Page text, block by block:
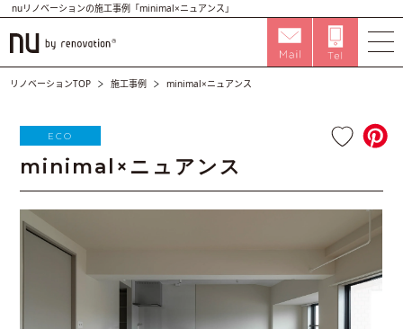
nuリノベーションの施工事例「minimal×ニュアンス」
リノベーションTOP 施工事例 minimal×ニュアンス
ECO
minimal×ニュアンス